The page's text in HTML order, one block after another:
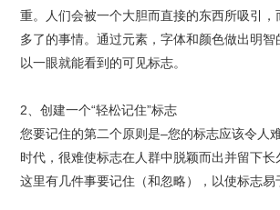
重。人们会被一个大胆而直接的东西所吸引，
多了的事情。通过元素，字体和颜色做出明
以一眼就能看到的可见标志。
2、创建一个“轻松记住”标志
您要记住的第二个原则是–您的标志应该令人
时代，很难使标志在人群中脱颖而出并留下长
这里有几件事要记住（和忽略），以使标志易